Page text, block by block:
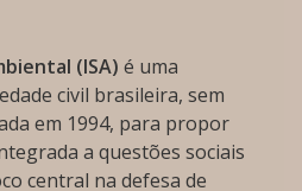
(ISA) é uma
civil brasileira, sem
em 1994, para propor
a questões sociais
central na defesa de